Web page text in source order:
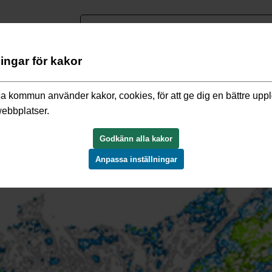
/Kulturmiljö i samhällsplaneringen/Ett kulturhistoriskt
för kakor
kommun använder kakor, cookies, för att ge dig en bättre
Godkänn alla kakor
Anpassa inställningar